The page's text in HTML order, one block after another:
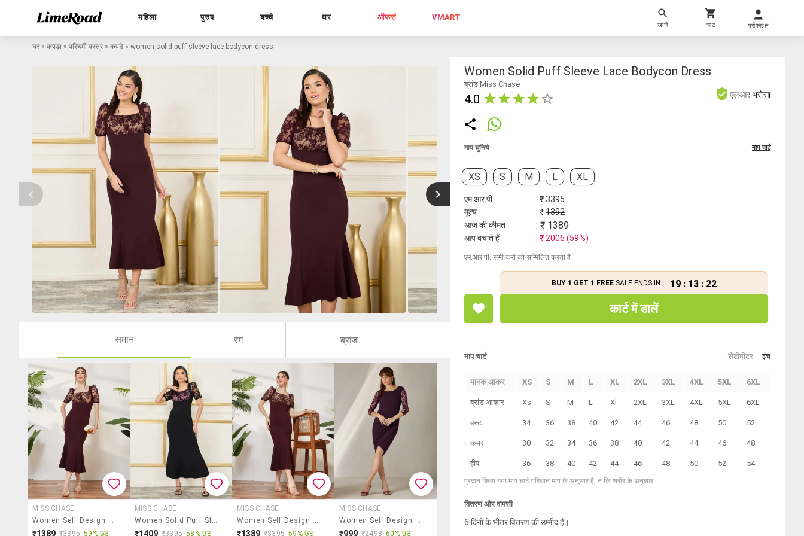
महिला पुरुष बच्चे घर ऑफर्स VMART
खोजें कार्ट प्रोफाइल
घर » कपड़ा » पश्चिमी वस्त्र » कपड़े » women solid puff sleeve lace bodycon dress
समान रंग ब्रांड
MISS CHASE
Women Self Design Short Sleeves Sheath Dress
₹1389 ₹3395 59% छूट
MISS CHASE
Women Solid Puff Sleeve Lace Bodycon Dress
₹1409 ₹3395 58% छूट
MISS CHASE
Women Self Design Puff Sleeves Sheath Dress
₹1389 ₹3395 59% छूट
MISS CHASE
Women Self Design Three Quarter Sleeves Sheath Dress
₹999 ₹2498 60% छूट
Women Solid Puff Sleeve Lace Bodycon Dress
ब्रांड Miss Chase
4.0 एलआर भरोसा
माप चुनिये माप चार्ट
XS S M L XL
एम.आर.पी. : ₹3395
मूल्य
: ₹1392
आज की कीमत
: ₹ 1389
आप बचाते हैं : ₹ 2006 (59%)
एम.आर.पी. सभी करों को सम्मिलित करता है
BUY 1 GET 1 FREESALE ENDS IN 19 : 13 : 21
कार्ट में डालें
माप चार्ट सेंटीमीटर इंच
मानक आकर XS S M L XL 2XL 3XL 4XL 5XL 6XL
ब्रांड आकार Xs S M L Xl 2XL 3XL 4XL 5XL 6XL
बस्ट 34 36 38 40 42 44 46 48 50 52
कमर 30 32 34 36 38 40 42 44 46 48
हीप 36 38 40 42 44 46 48 50 52 54
प्रदान किया गया माप चार्ट परिधान माप के अनुसार है, न कि शरीर के अनुसार
वितरण और वापसी
6 दिनों के भीतर वितरण की उम्मीद है।